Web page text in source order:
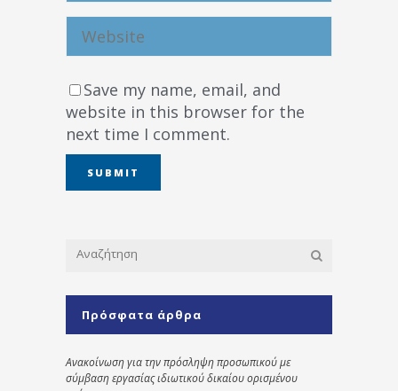
Save my name, email, and
website in this browser for the
next time I comment.
Πρόσφατα άρθρα
Ανακοίνωση για την πρόσληψη προσωπικού με
σύμβαση εργασίας ιδιωτικού δικαίου ορισμένου